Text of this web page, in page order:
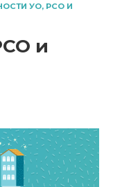
УО, РСО И
и